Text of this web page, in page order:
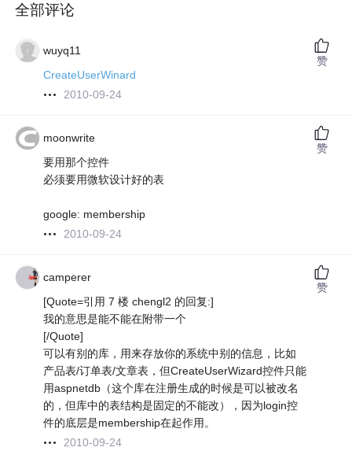
全部评论
wuyq11
CreateUserWinard
2010-09-24
赞
moonwrite
要用那个控件
必须要用微软设计好的表
google: membership
2010-09-24
赞
camperer
[Quote=引用 7 楼 chengl2 的回复:]
我的意思是能不能在附带一个
[/Quote]
可以有别的库，用来存放你的系统中别的信息，比如
产品表/订单表/文章表，但CreateUserWizard控件只能
用aspnetdb（这个库在注册生成的时候是可以被改名
的，但库中的表结构是固定的不能改），因为login控
件的底层是membership在起作用。
2010-09-24
赞